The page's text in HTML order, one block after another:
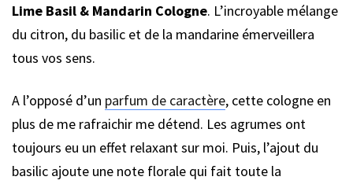
Lime Basil & Mandarin Cologne. L’incroyable mélange
du citron, du basilic et de la mandarine émerveillera
tous vos sens.
A l’opposé d’un parfum de caractère, cette cologne en
plus de me rafraichir me détend. Les agrumes ont
toujours eu un effet relaxant sur moi. Puis, l’ajout du
basilic ajoute une note florale qui fait toute la